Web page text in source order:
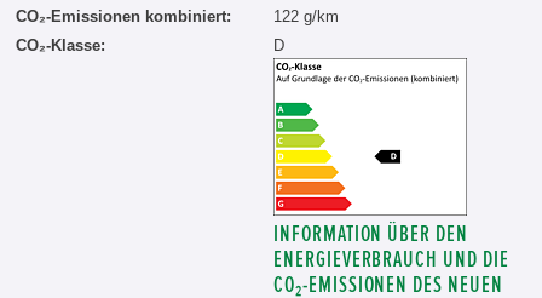
CO₂-Emissionen kombiniert:
122 g/km
CO₂-Klasse:
D
INFORMATION ÜBER DEN
ENERGIEVERBRAUCH UND DIE
CO₂-EMISSIONEN DES NEUEN